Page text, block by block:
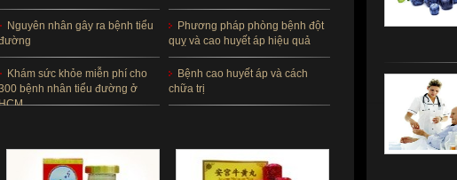
Nguyên nhân gây ra bệnh tiểu
Khám sức khỏe miễn phí cho
bệnh nhân tiểu đường ở
Phương pháp phòng bệnh đột
quỵ và cao huyết áp hiệu quả
Bệnh cao huyết áp và cách
chữa trị